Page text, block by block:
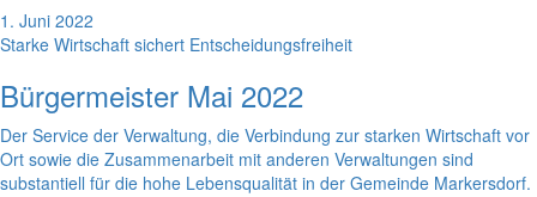
1. Juni 2022
Starke Wirtschaft sichert Entscheidungsfreiheit
Bürgermeister Mai 2022
Der Service der Verwaltung, die Verbindung zur starken Wirtschaft vor
Ort sowie die Zusammenarbeit mit anderen Verwaltungen sind
substantiell für die hohe Lebensqualität in der Gemeinde Markersdorf.